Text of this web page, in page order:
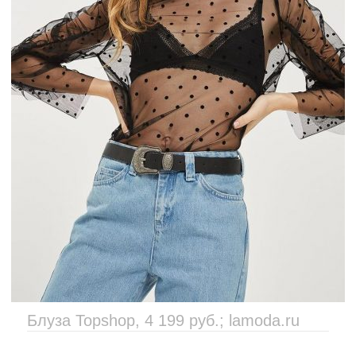
Блуза Topshop, 4 199 руб.; lamoda.ru